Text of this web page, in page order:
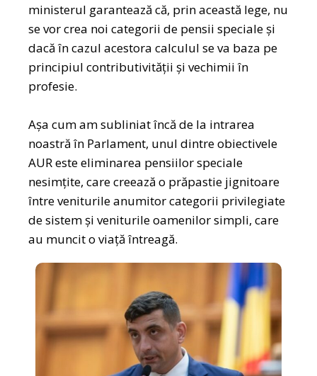
ministerul garantează că, prin această lege, nu
se vor crea noi categorii de pensii speciale și
dacă în cazul acestora calculul se va baza pe
principiul contributivității și vechimii în
profesie.
Așa cum am subliniat încă de la intrarea
noastră în Parlament, unul dintre obiectivele
AUR este eliminarea pensiilor speciale
nesimțite, care creează o prăpastie jignitoare
între veniturile anumitor categorii privilegiate
de sistem și veniturile oamenilor simpli, care
au muncit o viață întreagă.